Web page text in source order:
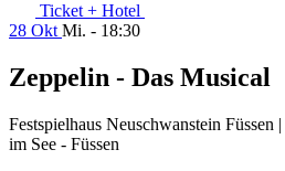
Ticket + Hotel
28 OktMi. - 18:30
Zeppelin - Das Musical
Festspielhaus Neuschwanstein Füssen
im See - Füssen